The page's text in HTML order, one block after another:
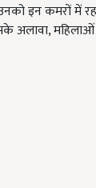
इन कमरों में
अलावा,